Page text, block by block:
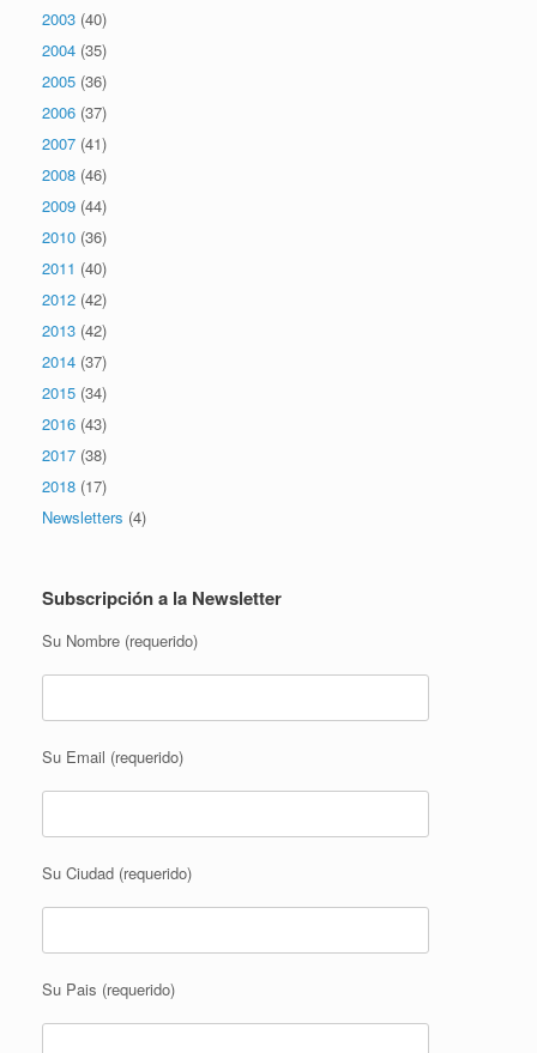
2003 (40)
2004 (35)
2005 (36)
2006 (37)
2007 (41)
2008 (46)
2009 (44)
2010 (36)
2011 (40)
2012 (42)
2013 (42)
2014 (37)
2015 (34)
2016 (43)
2017 (38)
2018 (17)
Newsletters (4)
Subscripción a la Newsletter
Su Nombre (requerido)
Su Email (requerido)
Su Ciudad (requerido)
Su Pais (requerido)